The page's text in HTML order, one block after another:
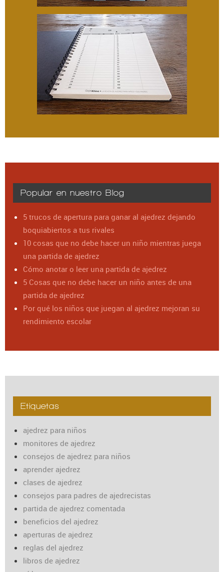
Popular en nuestro Blog
5 trucos de apertura para ganar al ajedrez dejando
boquiabiertos a tus rivales
10 cosas que no debe hacer un niño mientras juega
una partida de ajedrez
Cómo anotar o leer una partida de ajedrez
5 Cosas que no debe hacer un niño antes de una
partida de ajedrez
Por qué los niños que juegan al ajedrez mejoran su
rendimiento escolar
Etiquetas
ajedrez para niños
monitores de ajedrez
consejos de ajedrez para niños
aprender ajedrez
clases de ajedrez
consejos para padres de ajedrecistas
partida de ajedrez comentada
beneficios del ajedrez
aperturas de ajedrez
reglas del ajedrez
libros de ajedrez